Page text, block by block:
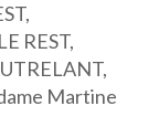
REST,
Martine